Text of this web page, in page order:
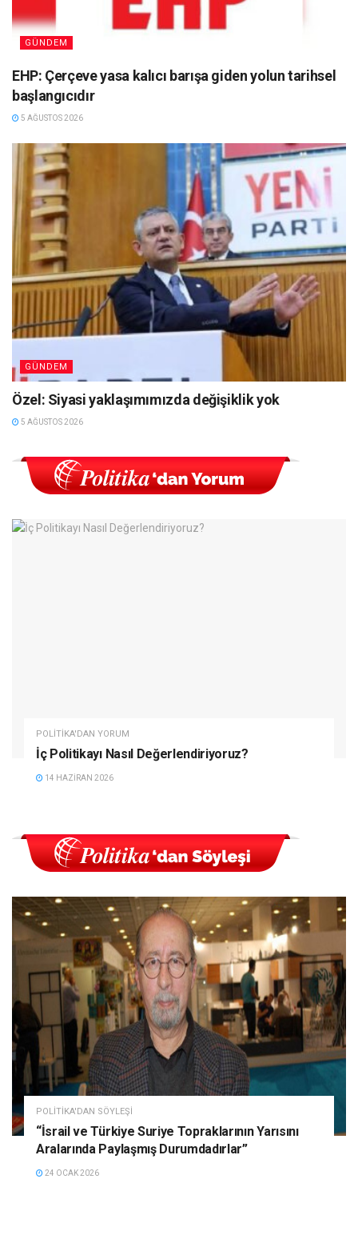
GÜNDEM
EHP: Çerçeve yasa kalıcı barışa giden yolun tarihsel
başlangıcıdır
5 AĞUSTOS 2026
GÜNDEM
Özel: Siyasi yaklaşımımızda değişiklik yok
5 AĞUSTOS 2026
POLITIKA'DAN YORUM
İç Politikayı Nasıl Değerlendiriyoruz?
14 HAZIRAN 2026
POLITIKA'DAN SÖYLEŞI
“İsrail ve Türkiye Suriye Topraklarının Yarısını
Aralarında Paylaşmış Durumdadırlar”
24 OCAK 2026